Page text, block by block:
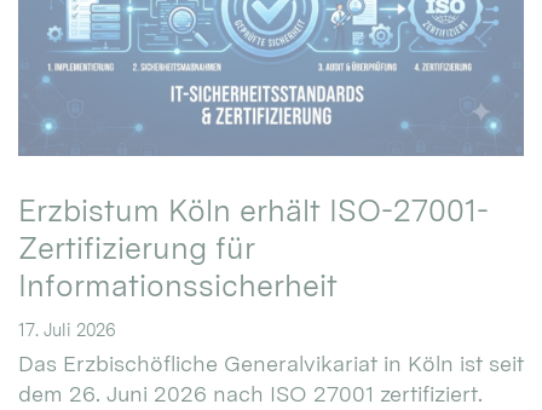
Erzbistum Köln erhält ISO-27001-
Zertifizierung für
Informationssicherheit
17. Juli 2026
Das Erzbischöfliche Generalvikariat in Köln ist seit
dem 26. Juni 2026 nach ISO 27001 zertifiziert.